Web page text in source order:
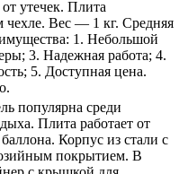
утечек. Плита
чехле. Вес — 1 кг. Средняя
1. Небольшой
3. Надежная работа; 4.
5. Доступная цена.
популярна среди
Плита работает от
Корпус из стали с
покрытием. В